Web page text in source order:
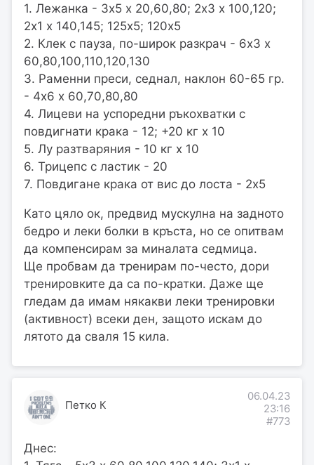
1. Лежанка - 3х5 х 20,60,80; 2х3 х 100,120;
2х1 х 140,145; 125х5; 120х5
2. Клек с пауза, по-широк разкрач - 6х3 х
60,80,100,110,120,130
3. Раменни преси, седнал, наклон 60-65 гр.
- 4х6 х 60,70,80,80
4. Лицеви на успоредни ръкохватки с
повдигнати крака - 12; +20 кг х 10
5. Лу разтваряния - 10 кг х 10
6. Трицепс с ластик - 20
7. Повдигане крака от вис до лоста - 2х5
Като цяло ок, предвид мускулна на задното
бедро и леки болки в кръста, но се опитвам
да компенсирам за миналата седмица.
Ще пробвам да тренирам по-често, дори
тренировките да са по-кратки. Даже ще
гледам да имам някакви леки тренировки
(активност) всеки ден, защото искам до
лятото да сваля 15 кила.
Петко К
06.04.23
23:16
#773
Днес: